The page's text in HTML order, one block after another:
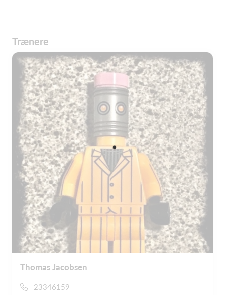
Trænere
Thomas Jacobsen
23346159